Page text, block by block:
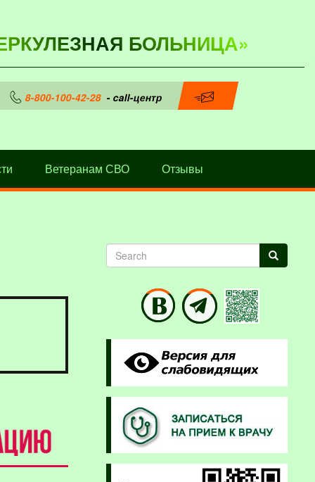
БОЛЬНИЦА»
8-800-100-42-28- call-центр
Ветеранам СВО Отзывы
Search Search